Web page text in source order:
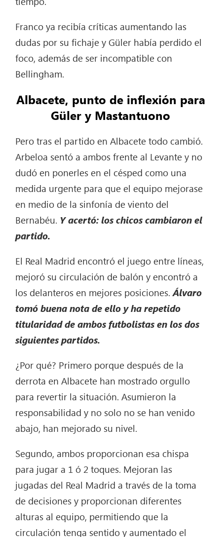
Franco ya recibía críticas aumentando las
dudas por su fichaje y Güler había perdido el
foco, además de ser incompatible con
Bellingham.
Albacete, punto de inflexión para
Güler y Mastantuono
Pero tras el partido en Albacete todo cambió.
Arbeloa sentó a ambos frente al Levante y no
dudó en ponerles en el césped como una
medida urgente para que el equipo mejorase
en medio de la sinfonía de viento del
Bernabéu. Y acertó: los chicos cambiaron el
partido.
El Real Madrid encontró el juego entre líneas,
mejoró su circulación de balón y encontró a
los delanteros en mejores posiciones.Álvaro
tomó buena nota de ello y ha repetido
titularidad de ambos futbolistas en los dos
siguientes partidos.
¿Por qué? Primero porque después de la
derrota en Albacete han mostrado orgullo
para revertir la situación. Asumieron la
responsabilidad y no solo no se han venido
abajo, han mejorado su nivel.
Segundo, ambos proporcionan esa chispa
para jugar a 1 ó 2 toques. Mejoran las
jugadas del Real Madrid a través de la toma
de decisiones y proporcionan diferentes
alturas al equipo, permitiendo que la
circulación tenga sentido y aumentado el